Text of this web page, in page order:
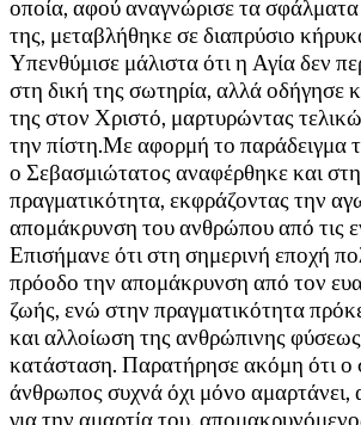
οποία, αφού αναγνώρισε τα σφάλματα
της, μεταβλήθηκε σε διαπρύσιο
Υπενθύμισε μάλιστα ότι η Αγία δεν
στη δική της σωτηρία, αλλά οδήγησε
της στον Χριστό, μαρτυρώντας
την πίστη.Με αφορμή το παράδειγμα
ο Σεβασμιώτατος αναφέρθηκε και
πραγματικότητα, εκφράζοντας την
απομάκρυνση του ανθρώπου από τις
Επισήμανε ότι στη σημερινή εποχή
πρόοδο την απομάκρυνση από τον
ζωής, ενώ στην πραγματικότητα
και αλλοίωση της ανθρώπινης
κατάσταση. Παρατήρησε ακόμη ότι ο
άνθρωπος συχνά όχι μόνο αμαρτάνει,
για την αμαρτία του,